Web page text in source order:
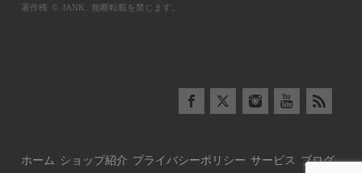
著作権 © JANK. 無断転載を禁じます。
ホーム ショップ紹介 プライバシーポリシー サービス ブログ